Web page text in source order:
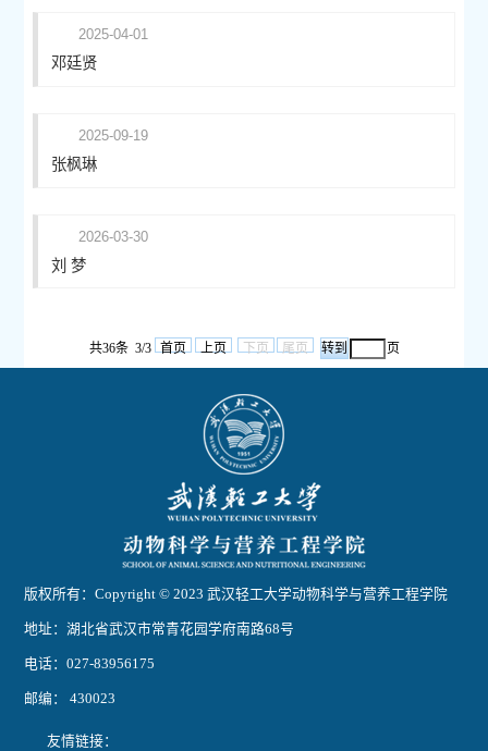
2025-04-01
邓廷贤
2025-09-19
张枫琳
2026-03-30
刘 梦
共36条 3/3 首页 上页 下页 尾页 页
版权所有：Copyright © 2023 武汉轻工大学动物科学与营养工程学院
地址：湖北省武汉市常青花园学府南路68号
电话：027-83956175
邮编： 430023
友情链接：